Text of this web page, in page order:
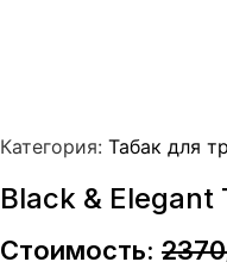
Категория: Табак для
Black & Elegant
Стоимость: